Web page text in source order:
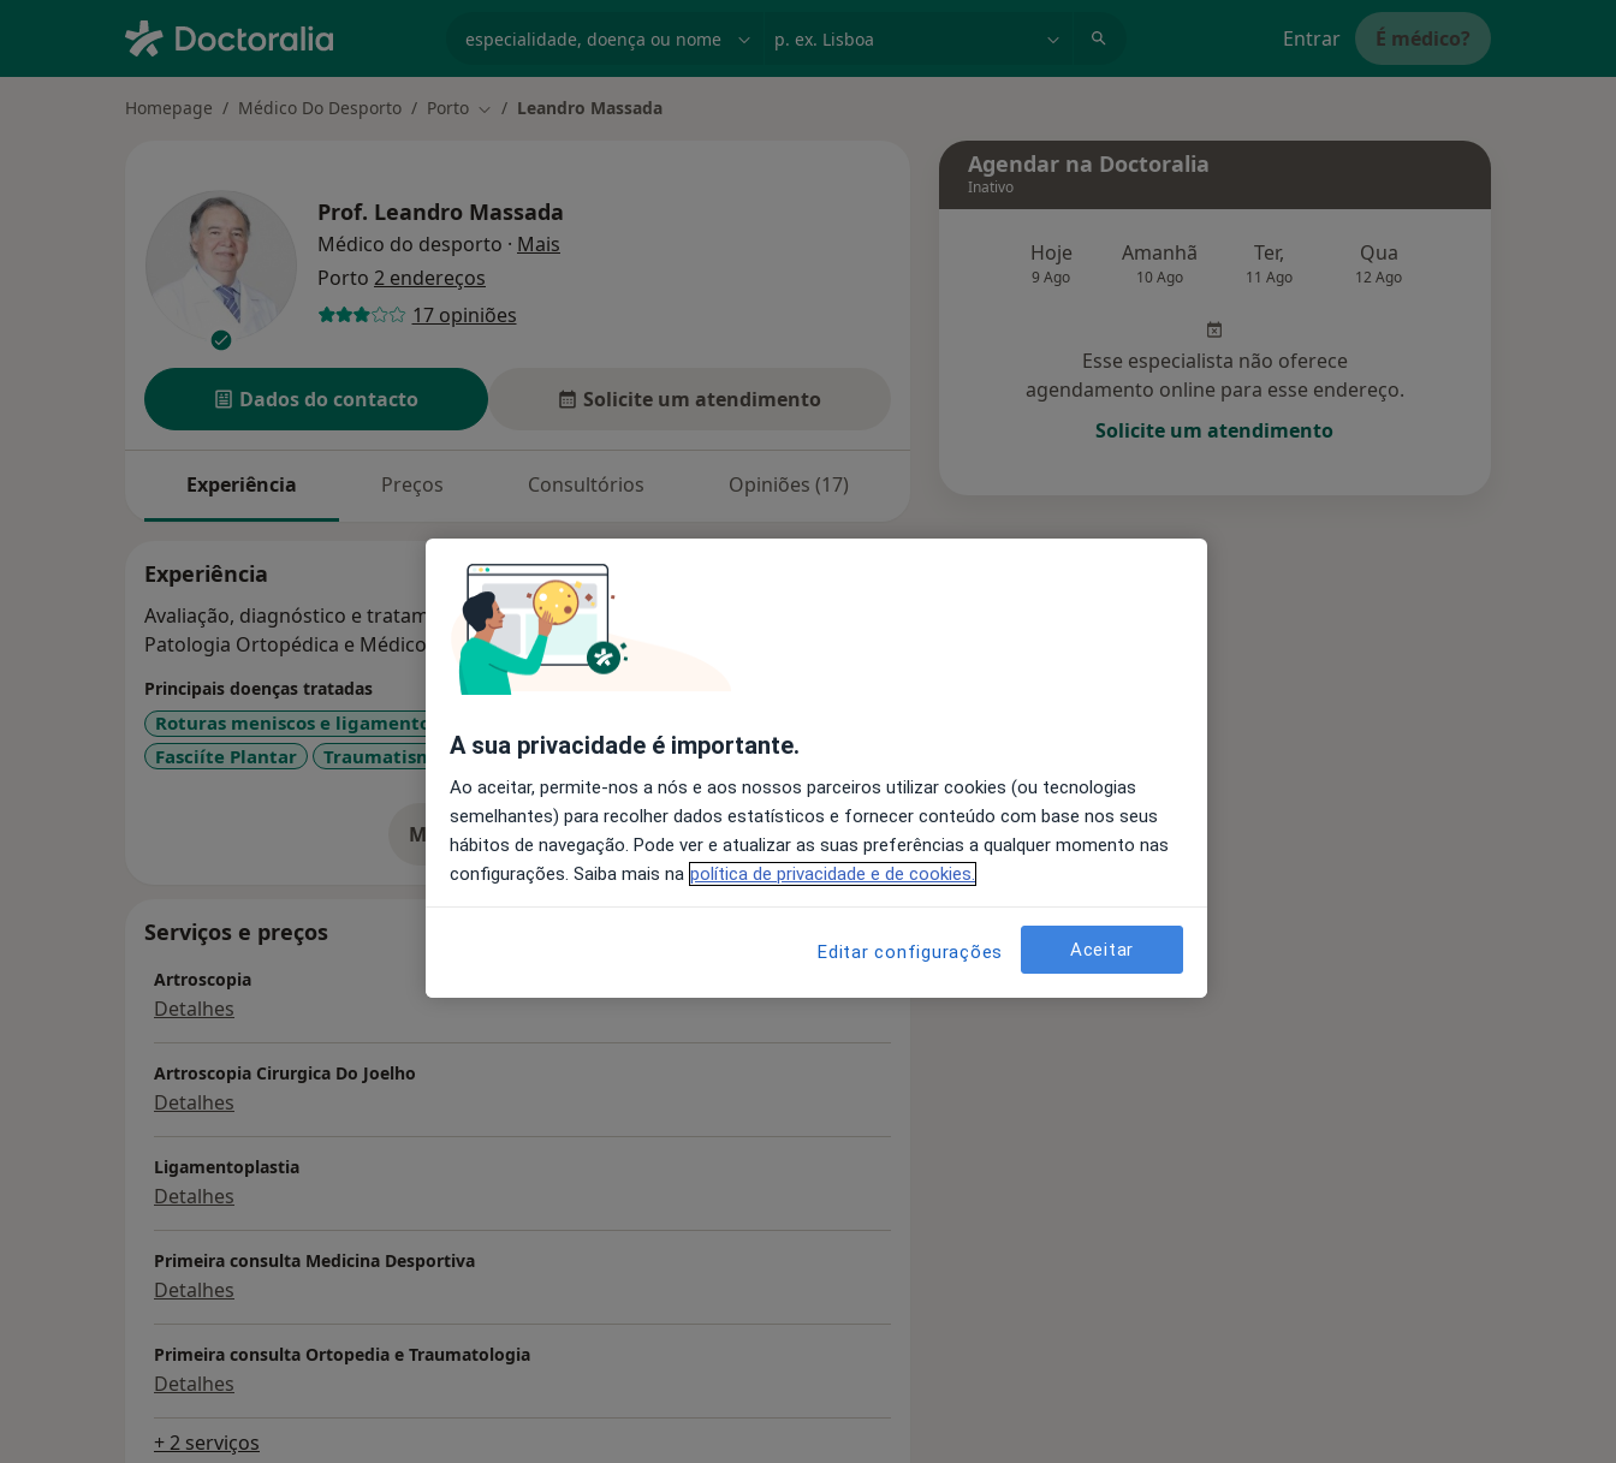
Entrar É médico?
Homepage Médico Do Desporto Porto Mudar de cidade
Leandro Massada
Prof. Leandro Massada
Médico do desporto · Mais
Porto 2 endereços
17 opiniões
Dados do contacto Solicite um atendimento
Experiência Preços Consultórios Opiniões (17)
Experiência
Avaliação, diagnóstico e tratamento da patologia do Atleta e do indivíduo activo.
Patologia Ortopédica e Médico-desportiva.
Principais doenças tratadas
Roturas meniscos e ligamentos
Fasciíte Plantar
Traumatismos Em Atletas Doenças Da Coluna Vertebral
Mostrar mais detalhes
sobre a experiência
Serviços e preços
Artroscopia
Detalhes
Artroscopia Cirurgica Do Joelho
Detalhes
Ligamentoplastia
Detalhes
Primeira consulta Medicina Desportiva
Detalhes
Primeira consulta Ortopedia e Traumatologia
Detalhes
+ 2 serviços
Agendar na Doctoralia
Inativo
Hoje
9 Ago
Amanhã
10 Ago
Ter,
11 Ago
Qua
12 Ago
Esse especialista não oferece
agendamento online para esse endereço.
Solicite um atendimento
A sua privacidade é importante.
Ao aceitar, permite-nos a nós e aos nossos parceiros utilizar cookies (ou tecnologias
semelhantes) para recolher dados estatísticos e fornecer conteúdo com base nos seus
hábitos de navegação. Pode ver e atualizar as suas preferências a qualquer momento nas
configurações. Saiba mais na política de privacidade e de cookies.
Editar configurações Aceitar